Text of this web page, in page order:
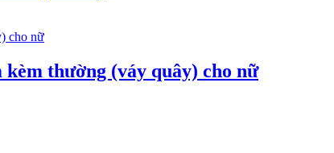
thường (váy quây) cho nữ